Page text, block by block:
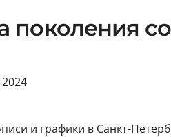
поколения
и графики в Санкт-